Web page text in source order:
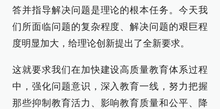
答并指导解决问题是理论的根本任务。今天我
们所面临问题的复杂程度、解决问题的艰巨程
度明显加大，给理论创新提出了全新要求。
这就要求我们在加快建设高质量教育体系过程
中，强化问题意识，深入教育一线，努力把握
那些抑制教育活力、影响教育质量和公平、降